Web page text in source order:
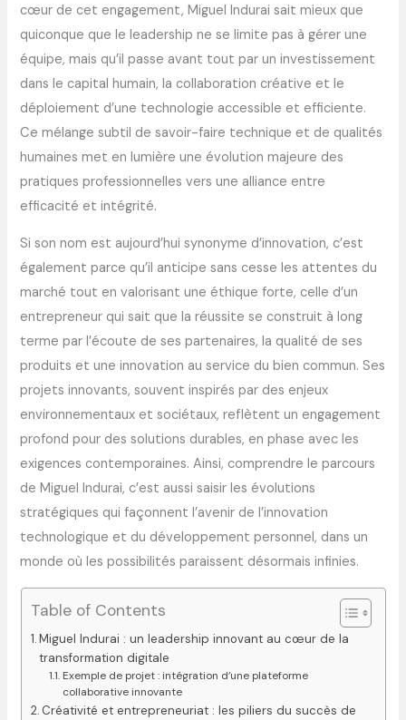
cœur de cet engagement, Miguel Indurai sait mieux que
quiconque que le leadership ne se limite pas à gérer une
équipe, mais qu’il passe avant tout par un investissement
dans le capital humain, la collaboration créative et le
déploiement d’une technologie accessible et efficiente.
Ce mélange subtil de savoir-faire technique et de qualités
humaines met en lumière une évolution majeure des
pratiques professionnelles vers une alliance entre
efficacité et intégrité.
Si son nom est aujourd’hui synonyme d’innovation, c’est
également parce qu’il anticipe sans cesse les attentes du
marché tout en valorisant une éthique forte, celle d’un
entrepreneur qui sait que la réussite se construit à long
terme par l’écoute de ses partenaires, la qualité de ses
produits et une innovation au service du bien commun. Ses
projets innovants, souvent inspirés par des enjeux
environnementaux et sociétaux, reflètent un engagement
profond pour des solutions durables, en phase avec les
exigences contemporaines. Ainsi, comprendre le parcours
de Miguel Indurai, c’est aussi saisir les évolutions
stratégiques qui façonnent l’avenir de l’innovation
technologique et du développement personnel, dans un
monde où les possibilités paraissent désormais infinies.
Table of Contents
Miguel Indurai : un leadership innovant au cœur de la
transformation digitale
Exemple de projet : intégration d’une plateforme
collaborative innovante
Créativité et entrepreneuriat : les piliers du succès de